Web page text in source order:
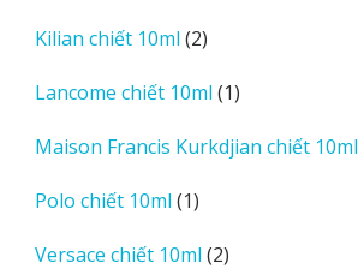
phẩm
Kilian chiết 10ml 22
phẩm
Lancome chiết 10ml 11
phẩm
Maison Francis Kurkdjian chiết 10ml
Polo chiết 10ml 11
phẩm
Versace chiết 10ml 22